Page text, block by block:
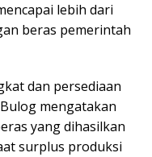
lebih dari
beras pemerintah
dan persediaan
mengatakan
yang dihasilkan
surplus produksi